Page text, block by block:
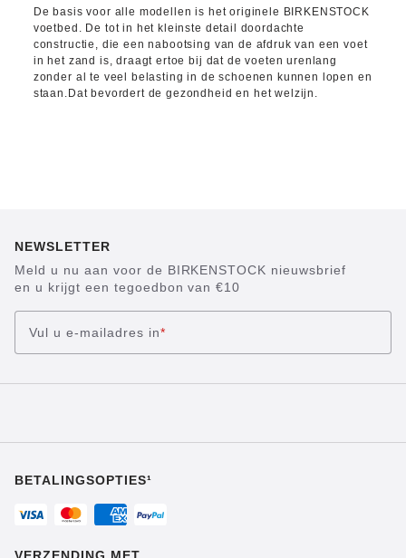
De basis voor alle modellen is het originele BIRKENSTOCK
voetbed. De tot in het kleinste detail doordachte
constructie, die een nabootsing van de afdruk van een voet
in het zand is, draagt ertoe bij dat de voeten urenlang
zonder al te veel belasting in de schoenen kunnen lopen en
staan.Dat bevordert de gezondheid en het welzijn.
NEWSLETTER
Meld u nu aan voor de BIRKENSTOCK nieuwsbrief
en u krijgt een tegoedbon van €10
Vul u e-mailadres in*
BETALINGSOPTIES¹